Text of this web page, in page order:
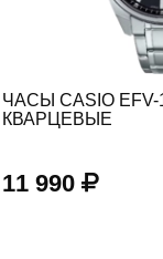
ЧАСЫ CASIO EFV-
КВАРЦЕВЫЕ
11 990